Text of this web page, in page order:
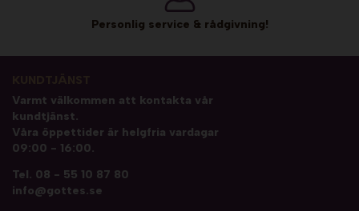
Personlig service & rådgivning!
Varmt välkommen att kontakta vår
kundtjänst.
Våra öppettider är helgfria vardagar
09:00 - 16:00.
Tel. 08 - 55 10 87 80
info@gottes.se